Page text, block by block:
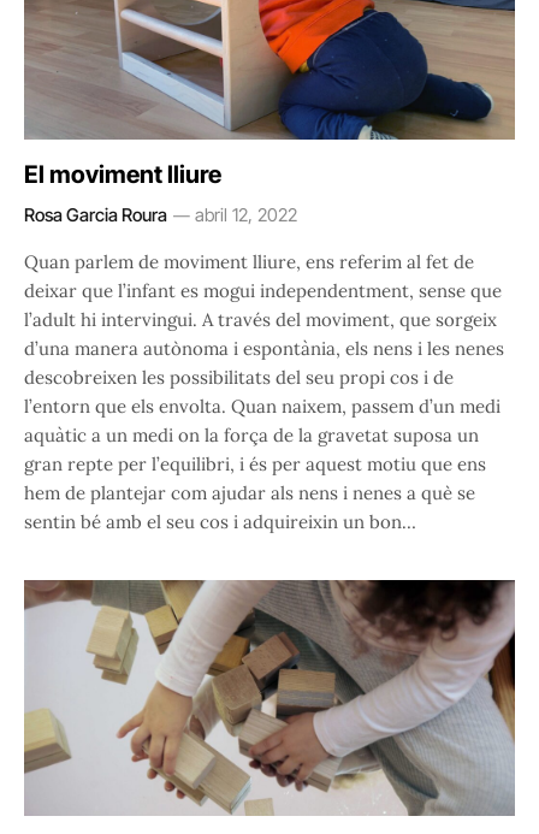
El moviment lliure
Rosa Garcia Roura abril 12, 2022
Quan parlem de moviment lliure, ens referim al fet de
deixar que l’infant es mogui independentment, sense que
l’adult hi intervingui. A través del moviment, que sorgeix
d’una manera autònoma i espontània, els nens i les nenes
descobreixen les possibilitats del seu propi cos i de
l’entorn que els envolta. Quan naixem, passem d’un medi
aquàtic a un medi on la força de la gravetat suposa un
gran repte per l’equilibri, i és per aquest motiu que ens
hem de plantejar com ajudar als nens i nenes a què se
sentin bé amb el seu cos i adquireixin un bon…